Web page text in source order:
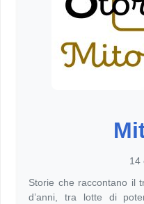
14
Storie che raccontano il
d’anni, tra lotte di